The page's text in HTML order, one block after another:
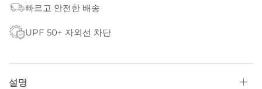
빠르고 안전한 배송
UPF 50+ 자외선 차단
설명